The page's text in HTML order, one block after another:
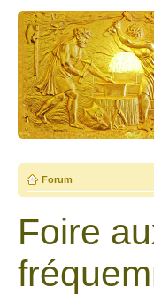
Forum
Foire